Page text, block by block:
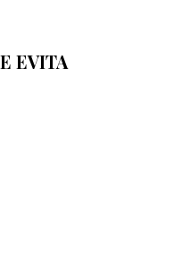
EVITA